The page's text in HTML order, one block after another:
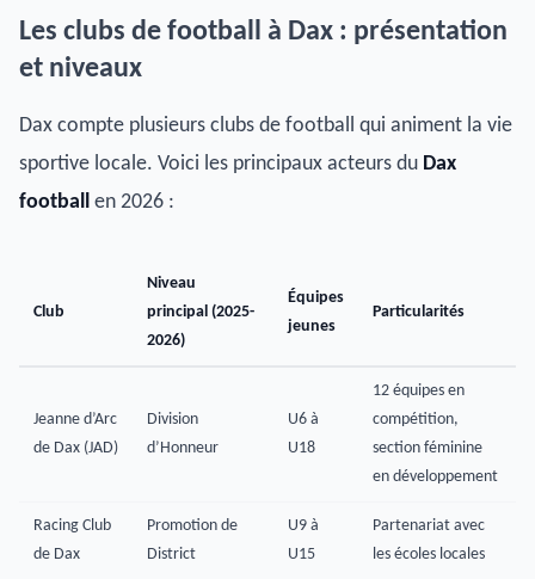
Les clubs de football à Dax : présentation
et niveaux
Dax compte plusieurs clubs de football qui animent la vie
sportive locale. Voici les principaux acteurs du Dax
football en 2026 :
Club
Niveau
principal (2025-
2026)
Équipes
jeunes
Particularités
Jeanne d’Arc
de Dax (JAD)
Division
d’Honneur
U6 à
U18
12 équipes en
compétition,
section féminine
en développement
Racing Club
de Dax
Promotion de
District
U9 à
U15
Partenariat avec
les écoles locales